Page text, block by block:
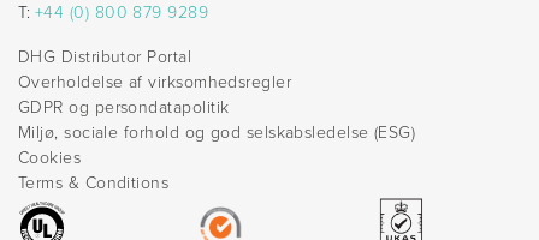
T: +44 (0) 800 879 9289
DHG Distributor Portal
Overholdelse af virksomhedsregler
GDPR og persondatapolitik
Miljø, sociale forhold og god selskabsledelse (ESG)
Cookies
Terms & Conditions